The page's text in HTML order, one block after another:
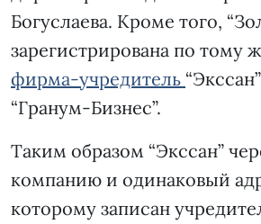
Богуслаева. Кроме того,
зарегистрирована по тому
фирма-учредитель
“Гранум-Бизнес”.
Таким образом “Экссан”
компанию и одинаковый
которому записан